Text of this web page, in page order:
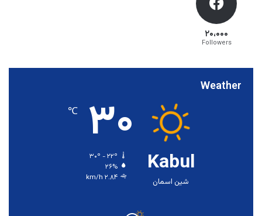
۲۰،۰۰۰
Followers
Weather
Kabul
شین اسمان
۳۰ ℃
۲۶%
۲.۸۴ km/h